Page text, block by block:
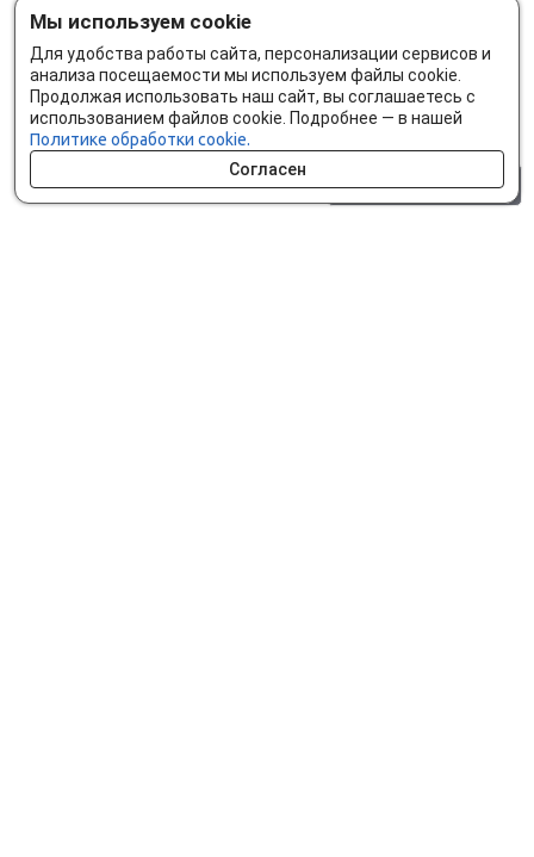
Мы используем cookie
Для удобства работы сайта, персонализации сервисов и
анализа посещаемости мы используем файлы cookie.
Продолжая использовать наш сайт, вы соглашаетесь с
использованием файлов cookie. Подробнее — в нашей
Политике обработки cookie.
Согласен